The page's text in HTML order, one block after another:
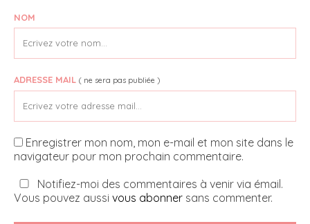
NOM
ADRESSE MAIL ( ne sera pas publiée )
Enregistrer mon nom, mon e-mail et mon site dans le
navigateur pour mon prochain commentaire.
Notifiez-moi des commentaires à venir via émail.
Vous pouvez aussi vous abonner sans commenter.